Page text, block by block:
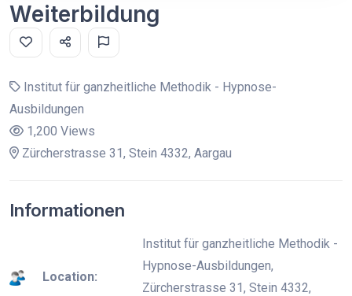
Weiterbildung
Institut für ganzheitliche Methodik - Hypnose-
Ausbildungen
1,200 Views
Zürcherstrasse 31, Stein 4332, Aargau
Informationen
Location:
Institut für ganzheitliche Methodik -
Hypnose-Ausbildungen,
Zürcherstrasse 31, Stein 4332,